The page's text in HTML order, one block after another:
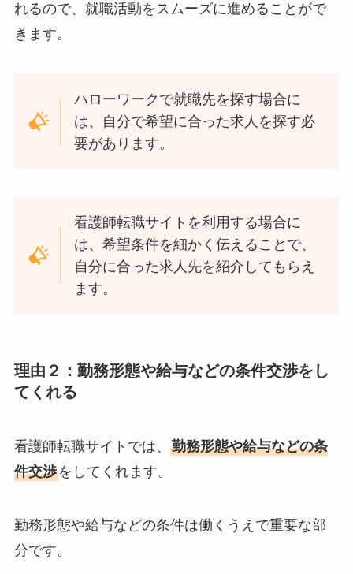
れるので、就職活動をスムーズに進めることがで
きます。
ハローワークで就職先を探す場合に
は、自分で希望に合った求人を探す必
要があります。
看護師転職サイトを利用する場合に
は、希望条件を細かく伝えることで、
自分に合った求人先を紹介してもらえ
ます。
理由２：勤務形態や給与などの条件交渉をし
てくれる
看護師転職サイトでは、 勤務形態や給与などの条
件交渉をしてくれます。
勤務形態や給与などの条件は働くうえで重要な部
分です。